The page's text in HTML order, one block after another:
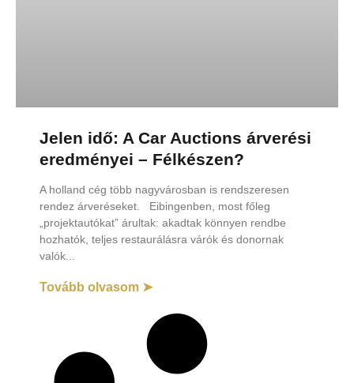
Jelen idő: A Car Auctions árverési
eredményei – Félkészen?
A holland cég több nagyvárosban is rendszeresen
rendez árveréseket. Eibingenben, most főleg
„projektautókat” árultak: akadtak könnyen rendbe
hozhatók, teljes restaurálásra várók és donornak
valók
Tovább olvasom ➤